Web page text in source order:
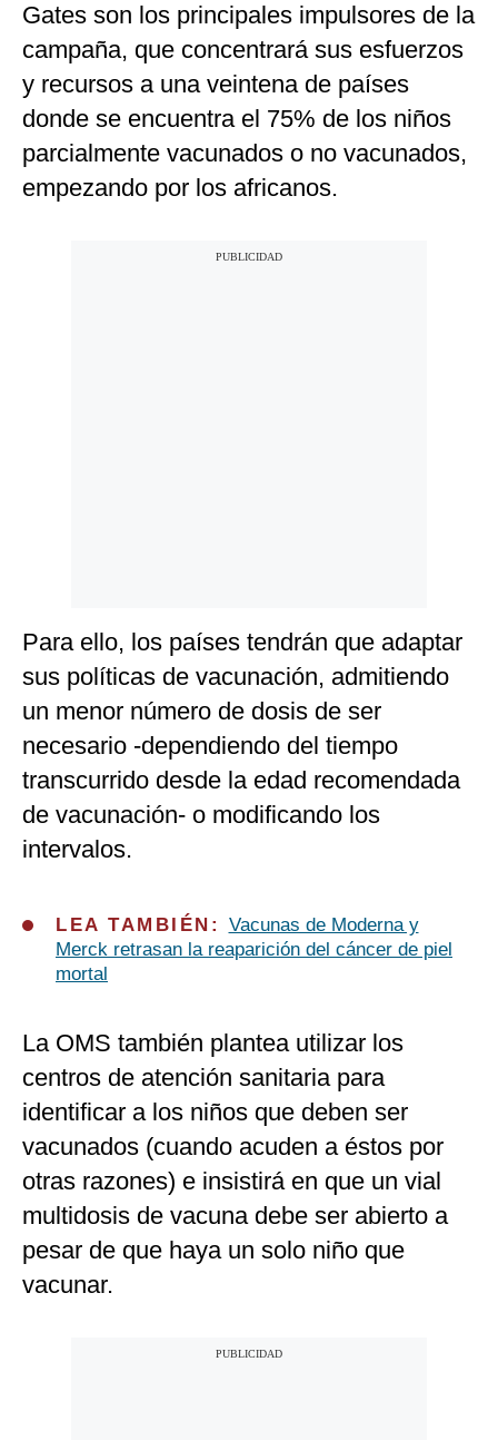
Gates son los principales impulsores de la
campaña, que concentrará sus esfuerzos
y recursos a una veintena de países
donde se encuentra el 75% de los niños
parcialmente vacunados o no vacunados,
empezando por los africanos.
Para ello, los países tendrán que adaptar
sus políticas de vacunación, admitiendo
un menor número de dosis de ser
necesario -dependiendo del tiempo
transcurrido desde la edad recomendada
de vacunación- o modificando los
intervalos.
LEA TAMBIÉN: Vacunas de Moderna y
Merck retrasan la reaparición del cáncer de piel
mortal
La OMS también plantea utilizar los
centros de atención sanitaria para
identificar a los niños que deben ser
vacunados (cuando acuden a éstos por
otras razones) e insistirá en que un vial
multidosis de vacuna debe ser abierto a
pesar de que haya un solo niño que
vacunar.